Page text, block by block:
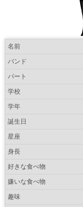
名前
バンド
パート
学校
学年
誕生日
星座
身長
好きな食べ物
嫌いな食べ物
趣味